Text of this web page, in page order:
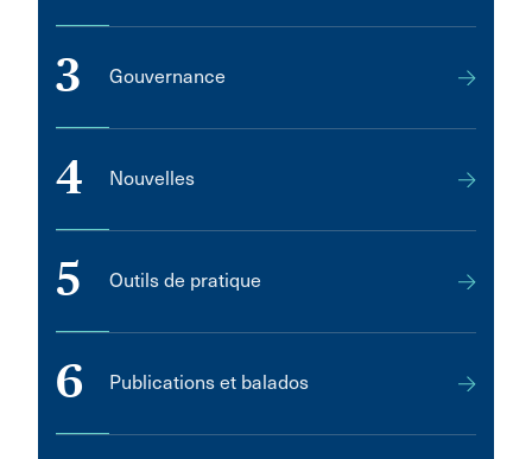
3 Gouvernance
4 Nouvelles
5 Outils de pratique
6 Publications et balados